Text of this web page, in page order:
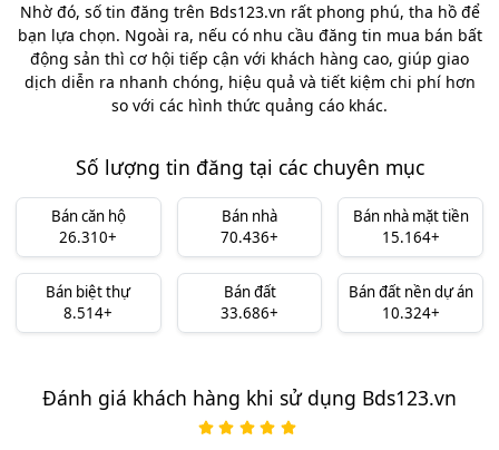
Nhờ đó, số tin đăng trên Bds123.vn rất phong phú, tha hồ để
bạn lựa chọn. Ngoài ra, nếu có nhu cầu đăng tin mua bán bất
động sản thì cơ hội tiếp cận với khách hàng cao, giúp giao
dịch diễn ra nhanh chóng, hiệu quả và tiết kiệm chi phí hơn
so với các hình thức quảng cáo khác.
Số lượng tin đăng tại các chuyên mục
Bán căn hộ
26.310+
Bán nhà
70.436+
Bán nhà mặt tiền
15.164+
Bán biệt thự
8.514+
Bán đất
33.686+
Bán đất nền dự án
10.324+
Đánh giá khách hàng khi sử dụng Bds123.vn